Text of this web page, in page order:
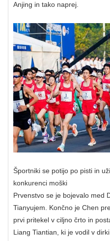
Anjing in tako naprej.
Športniki se potijo ​​po pisti in
konkurenci moški
Prvenstvo se je bojevalo med
Tianyujem. Končno je Chen
prvi pritekel v ciljno črto in
Liang Tiantian, ki je vodil v